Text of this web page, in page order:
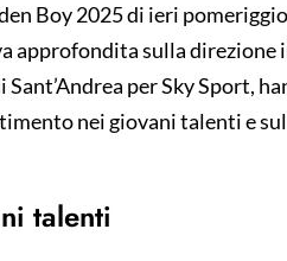
Boy 2025 di ieri
approfondita sulla direzione
per Sky Sport,
nei giovani talenti e
talenti